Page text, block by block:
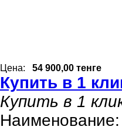
Цена: 54 900,00 тенге
Купить в 1
Купить в 1
Наименование: